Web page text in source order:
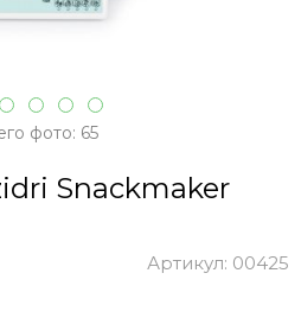
фото: 65
Snackmaker
Артикул: 00425